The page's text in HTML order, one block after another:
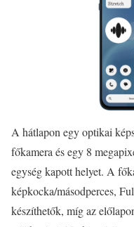
A hátlapon egy optikai
főkamera és egy 8
egység kapott helyet. A
képkocka/másodperces,
készíthetők, míg az